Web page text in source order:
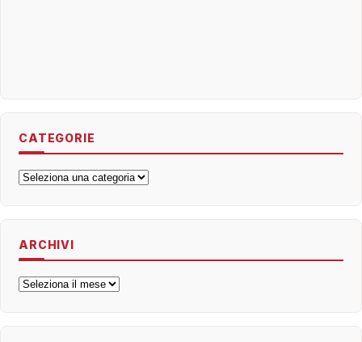
CATEGORIE
Categorie
ARCHIVI
Archivi